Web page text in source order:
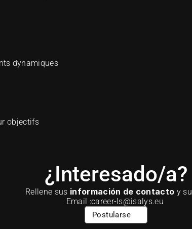
dynamiques
objectifs
¿Interesado/a?
Rellene sus información de contacto y su
Email :career-ls@isalys.eu
Postularse